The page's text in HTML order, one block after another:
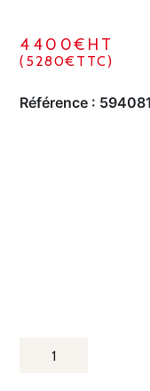
4400€HT
(5280€TTC)
Référence :
QUANTITÉ